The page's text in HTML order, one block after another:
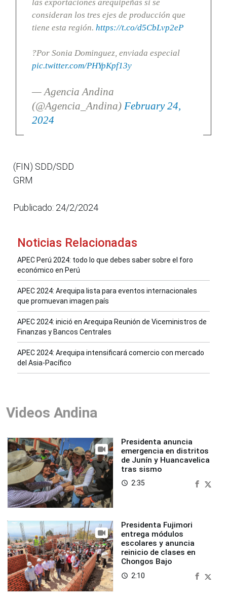
las exportaciones arequipeñas si se
consideran los tres ejes de producción que
tiene esta región. https://t.co/d5CbLvp2eP
?Por Sonia Dominguez, enviada especial
pic.twitter.com/PHYpKpf13y
— Agencia Andina
(@Agencia_Andina) February 24,
2024
(FIN) SDD/SDD
GRM
Publicado: 24/2/2024
Noticias Relacionadas
APEC Perú 2024: todo lo que debes saber sobre el foro
económico en Perú
APEC 2024: Arequipa lista para eventos internacionales
que promuevan imagen país
APEC 2024: inició en Arequipa Reunión de Viceministros de
Finanzas y Bancos Centrales
APEC 2024: Arequipa intensificará comercio con mercado
del Asia-Pacífico
Videos Andina
Presidenta anuncia
emergencia en distritos
de Junín y Huancavelica
tras sismo
access_time 2:35
Presidenta Fujimori
entrega módulos
escolares y anuncia
reinicio de clases en
Chongos Bajo
access_time 2:10